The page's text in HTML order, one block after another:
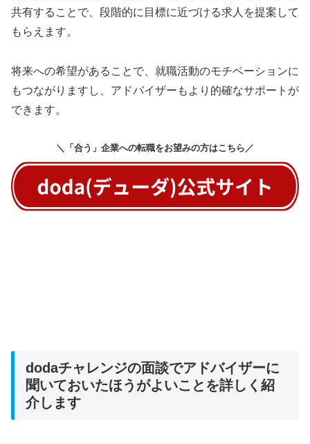
共有することで、段階的に目標に近づける求人を提案して
もらえます。
将来への希望があることで、就職活動のモチベーションに
もつながりますし、アドバイザーもより的確なサポートが
できます。
＼「合う」企業への転職をお望みの方はこちら／
dodaチャレンジの面談でアドバイザーに
聞いておいたほうがよいことを詳しく紹
介します